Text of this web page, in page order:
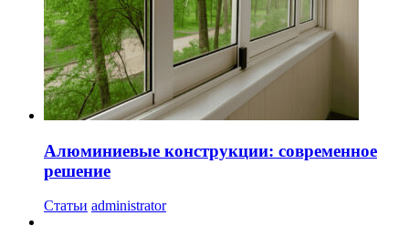
Алюминиевые конструкции: современное
решение
Статьи administrator